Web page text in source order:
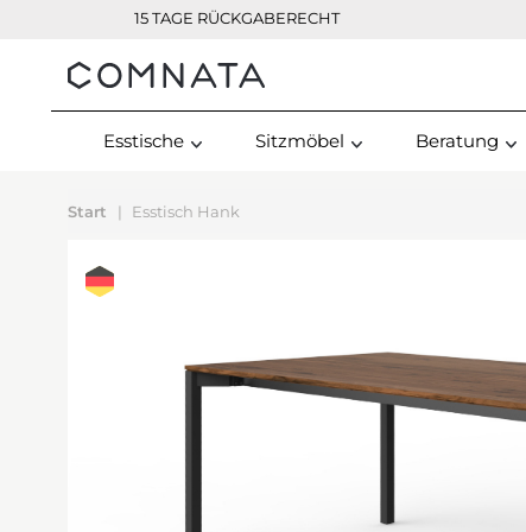
15 TAGE RÜCKGABERECHT
Kontakt
Esstische Sitzmöbel Beratung
Start Esstisch Hank